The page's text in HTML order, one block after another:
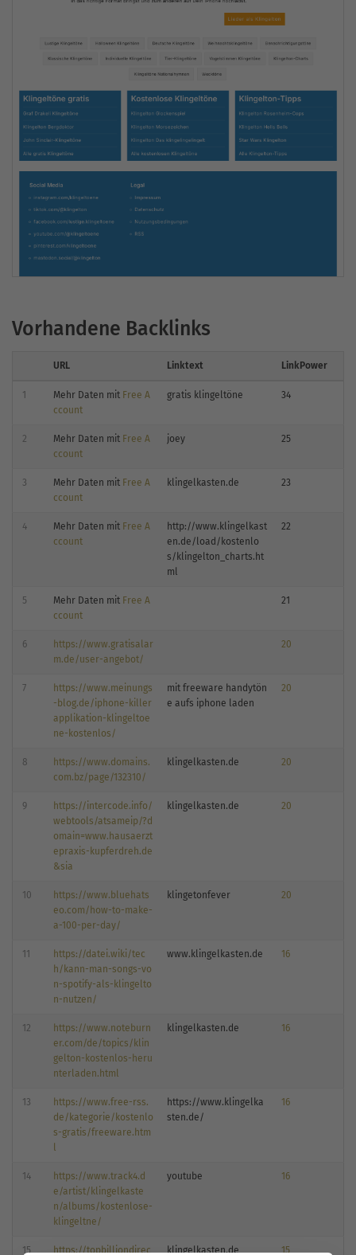
Vorhandene Backlinks
URL Linktext LinkPower
1 Mehr Daten mit Free A
ccount
gratis klingeltöne 34
2 Mehr Daten mit Free A
ccount
joey 25
3 Mehr Daten mit Free A
ccount
klingelkasten.de 23
4 Mehr Daten mit Free A
ccount
http://www.klingelkast
en.de/load/kostenlo
s/klingelton_charts.ht
ml
22
5 Mehr Daten mit Free A
ccount
21
6
https://www.gratisalar
m.de/user-angebot/
20
7
https://www.meinungs
-blog.de/iphone-killer
applikation-klingeltoe
ne-kostenlos/
mit freeware handytön
e aufs iphone laden
20
8
https://www.domains.
com.bz/page/132310/
klingelkasten.de 20
9
https://intercode.info/
webtools/atsameip/?d
omain=www.hausaerzt
epraxis-kupferdreh.de
&sia
klingelkasten.de 20
10
https://www.bluehats
eo.com/how-to-make-
a-100-per-day/
klingetonfever 20
11
https://datei.wiki/tec
h/kann-man-songs-vo
n-spotify-als-klingelto
n-nutzen/
www.klingelkasten.de 16
12
https://www.noteburn
er.com/de/topics/klin
gelton-kostenlos-heru
nterladen.html
klingelkasten.de 16
13
https://www.free-rss.
de/kategorie/kostenlo
s-gratis/freeware.htm
https://www.klingelka
sten.de/
16
14
https://www.track4.d
e/artist/klingelkaste
n/albums/kostenlose-
klingeltne/
youtube 16
15 https://topbilliondirec klingelkasten.de 15